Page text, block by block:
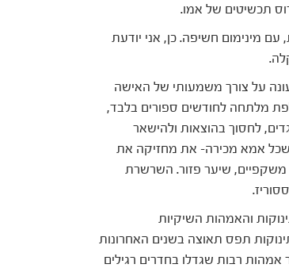
תכשיטים של אמו.
מינימום חשיפה. כן, אני יודעת
על צורך משמעותי של האישה
מלתחה לחודשים ספורים בלבד,
לחסוך בהוצאות ולהישאר
שכל אמא מכירה- את מחזיקה את
משקפיים, שיער פזור. השרשרת
והאמהות השיקיות
תפס תאוצה בשנים האחרונות
רבות שגדלו בחדרים רגילים